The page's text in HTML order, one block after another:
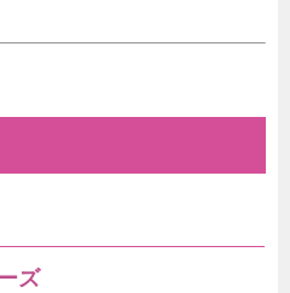
ズ